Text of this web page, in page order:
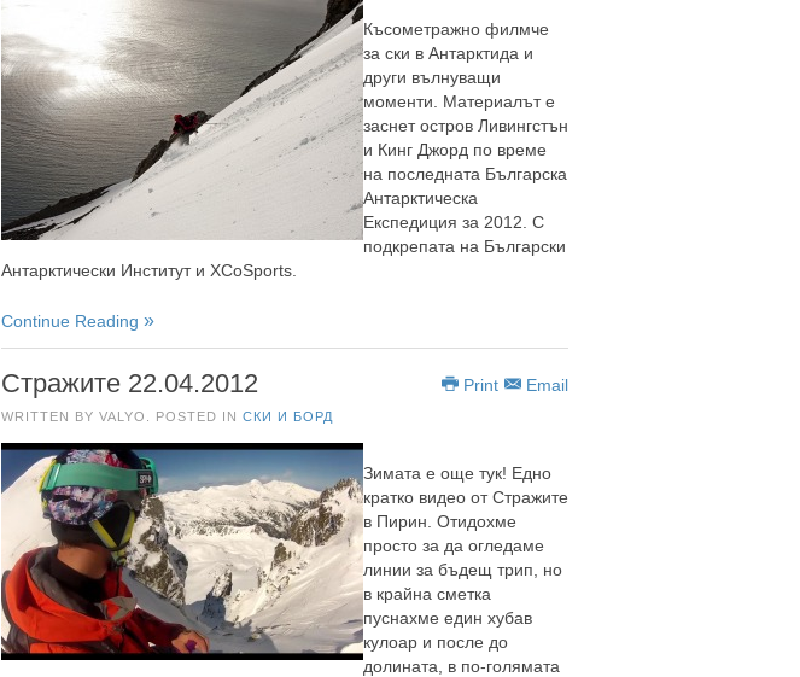
Късометражно филмче
за ски в Антарктида и
други вълнуващи
моменти. Материалът е
заснет остров Ливингстън
и Кинг Джорд по време
на последната Българска
Антарктическа
Експедиция за 2012. С
подкрепата на Български
Антарктически Институт и XCoSports.
Continue Reading
Email
Print
Стражите 22.04.2012
WRITTEN BY VALYO. POSTED IN СКИ И БОРД
Зимата е още тук! Едно
кратко видео от Стражите
в Пирин. Отидохме
просто за да огледаме
линии за бъдещ трип, но
в крайна сметка
пуснахме един хубав
кулоар и после до
долината, в по-голямата